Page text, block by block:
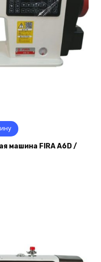
машина FIRA A6D /